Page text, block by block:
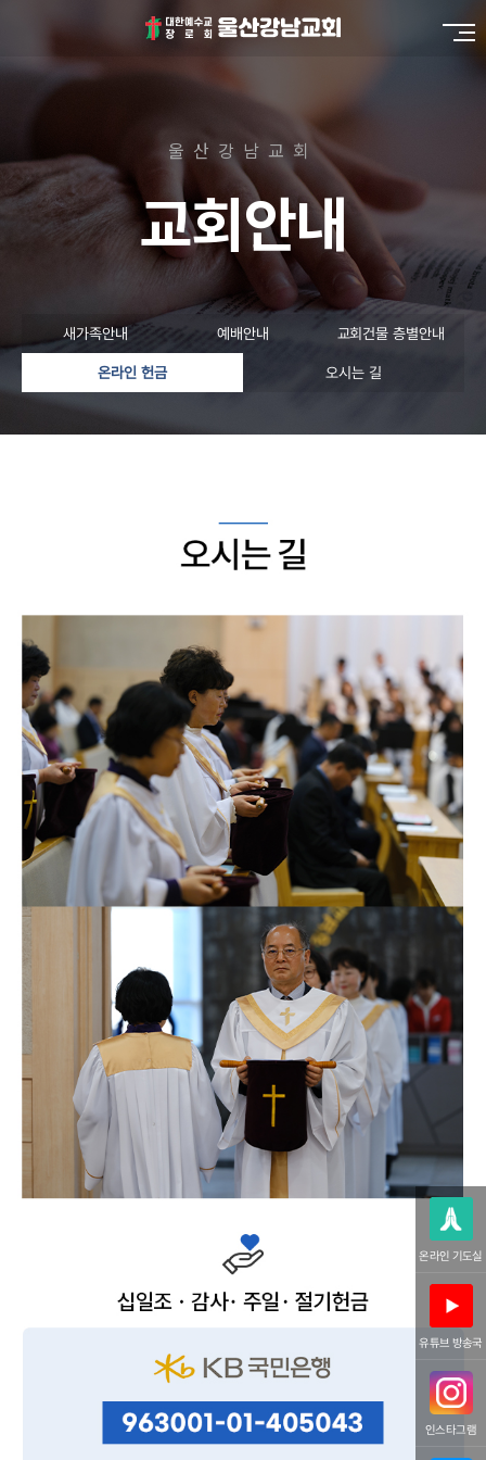
온라인 기도실
유튜브 방송국
인스타그램
울산강남교회
교회안내
새가족안내 예배안내 교회건물 층별안내
온라인 헌금 오시는 길